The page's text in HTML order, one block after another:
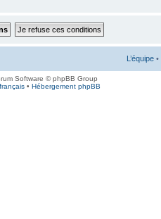
L’équipe •
Software © phpBB Group
• Hébergement phpBB